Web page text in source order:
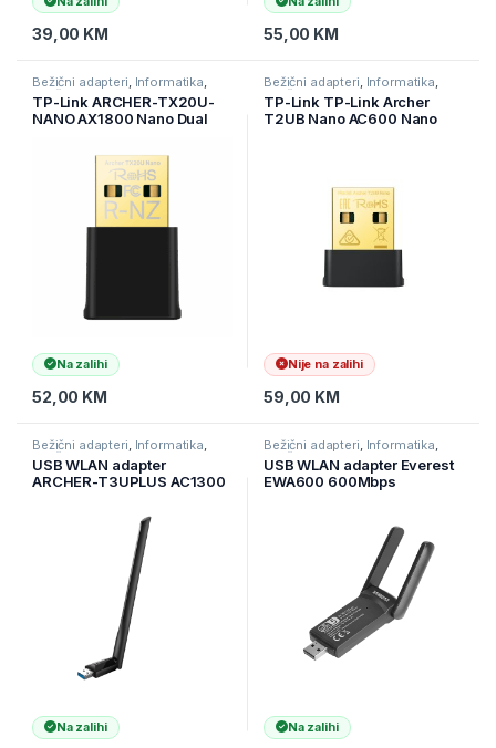
39,00 KM 55,00 KM
Bežični adapteri Informatika
Mrežna oprema
TP-Link ARCHER-TX20U-
NANO AX1800 Nano Dual
1201 Mbps at 5 GHz + 574
Mbps at 2.4 GHz, 2xInternal
Antennas, USB 2.0, MU-
Na zalihi
52,00 KM
Bežični adapteri Informatika
Mrežna oprema
TP-Link TP-Link Archer
T2UB Nano AC600 Nano
GHz, USB 2.0, ARCHER-
T2UB-NANO
Nije na zalihi
59,00 KM
Bežični adapteri Informatika
Mrežna oprema
USB WLAN adapter
ARCHER-T3UPLUS AC1300
Band USB Adapter, 867
Mbps on 5 GHz, 400 Mbps
on 2.4 GHz, MU-MIMO, High
Na zalihi
Bežični adapteri Informatika
Mrežna oprema
USB WLAN adapter Everest
EWA600 600Mbps
Na zalihi